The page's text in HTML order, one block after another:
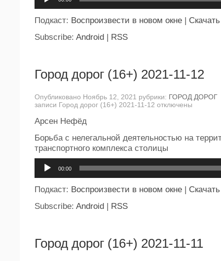
Подкаст: Воспроизвести в новом окне
Скачать
Subscribe: Android RSS
Город дорог (16+) 2021-11-12
Опубликовано Ноябрь 12, 2021 рубрики: ГОРОД ДОРОГ
записи Город дорог (16+) 2021-11-12 отключены
Арсен Нефёд
Борьба с нелегальной деятельностью на
транспортного комплекса столицы
00:00
Подкаст: Воспроизвести в новом окне | Скачать
Subscribe: Android | RSS
Город дорог (16+) 2021-11-11